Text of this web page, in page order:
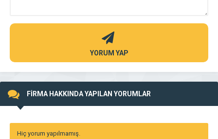
YORUM YAP
FİRMA HAKKINDA YAPILAN YORUMLAR
Hiç yorum yapılmamış.